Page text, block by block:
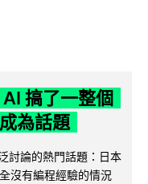
搞了一整個
為話題
討論的熱門話題：日本
沒有編程經驗的情況